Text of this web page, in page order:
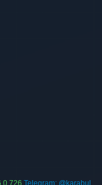
0 726 Telegram: @karabul